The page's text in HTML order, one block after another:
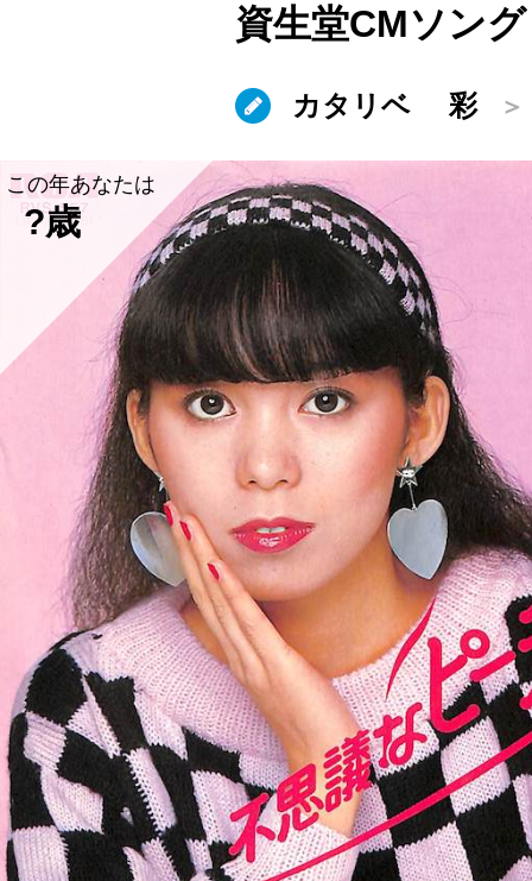
資生堂CMソング
カタリベ 彩
この年あなたは
?歳